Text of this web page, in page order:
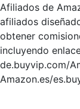
Afiliados de
afiliados
obtener
incluyendo
de.buyvip.com/
Amazon.es/